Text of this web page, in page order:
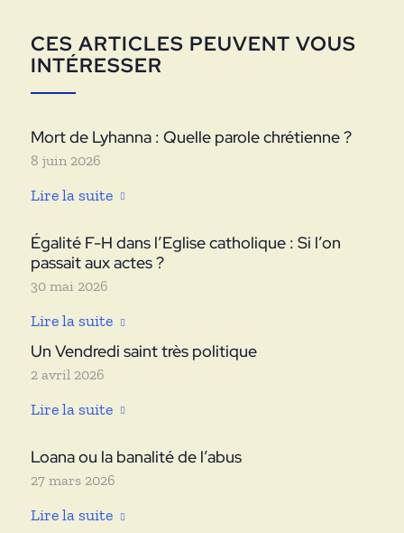
CES ARTICLES PEUVENT VOUS
INTÉRESSER
Mort de Lyhanna : Quelle parole chrétienne ?
8 juin 2026
Lire la suite
Égalité F-H dans l’Eglise catholique : Si l’on
passait aux actes ?
30 mai 2026
Lire la suite
Un Vendredi saint très politique
2 avril 2026
Lire la suite
Loana ou la banalité de l’abus
27 mars 2026
Lire la suite